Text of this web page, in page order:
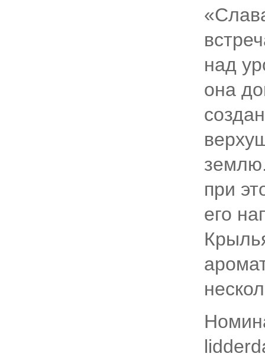
над
она
при
его